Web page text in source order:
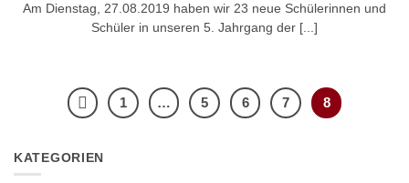
Am Dienstag, 27.08.2019 haben wir 23 neue Schülerinnen und
Schüler in unseren 5. Jahrgang der [...]
1 … 5 6 7 8
KATEGORIEN